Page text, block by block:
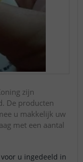
zijn
De producten
u makkelijk uw
met een aantal
u ingedeeld in